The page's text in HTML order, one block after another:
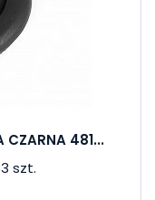
CZARNA 481...
szt.